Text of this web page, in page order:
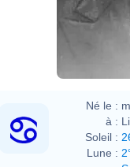
Né le :
à :
Soleil :
Lune :